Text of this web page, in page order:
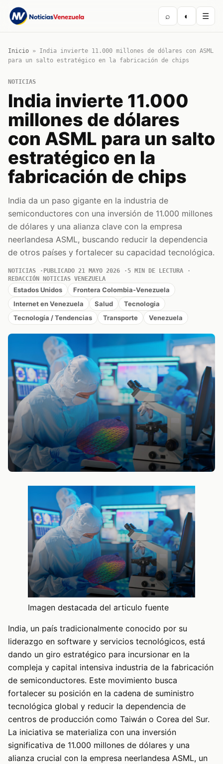
⌕ ◐ ☰
Inicio » India invierte 11.000 millones de dólares con ASML
para un salto estratégico en la fabricación de chips
NOTICIAS
India invierte 11.000
millones de dólares
con ASML para un salto
estratégico en la
fabricación de chips
India da un paso gigante en la industria de
semiconductores con una inversión de 11.000 millones
de dólares y una alianza clave con la empresa
neerlandesa ASML, buscando reducir la dependencia
de otros países y fortalecer su capacidad tecnológica.
NOTICIAS PUBLICADO 21 MAYO 2026
5 MIN DE LECTURA
REDACCIÓN NOTICIAS VENEZUELA
Estados Unidos
Frontera Colombia-Venezuela
Internet en Venezuela
Salud
Tecnologia
Tecnología / Tendencias
Transporte Venezuela
Imagen destacada del articulo fuente
India, un país tradicionalmente conocido por su
liderazgo en software y servicios tecnológicos, está
dando un giro estratégico para incursionar en la
compleja y capital intensiva industria de la fabricación
de semiconductores. Este movimiento busca
fortalecer su posición en la cadena de suministro
tecnológica global y reducir la dependencia de
centros de producción como Taiwán o Corea del Sur.
La iniciativa se materializa con una inversión
significativa de 11.000 millones de dólares y una
alianza crucial con la empresa neerlandesa ASML, un